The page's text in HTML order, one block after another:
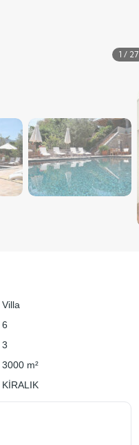
1 / 27
Villa
6
3
3000 m²
KİRALIK